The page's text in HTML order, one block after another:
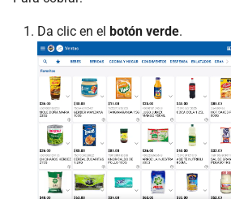
Da clic en el botón verde.